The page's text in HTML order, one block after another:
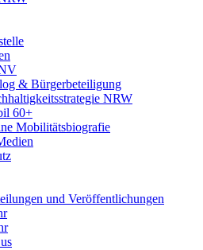
& Bürgerbeteiligung
NRW
60+
Mobilitätsbiografie
und Veröffentlichungen